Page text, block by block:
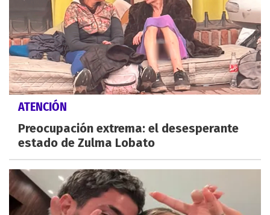
ATENCIÓN
Preocupación extrema: el desesperante
estado de Zulma Lobato